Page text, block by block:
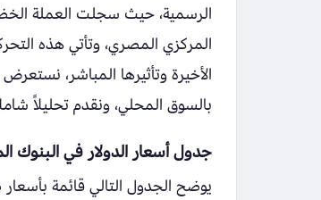
الرسمية، حيث سجلت العملة
المركزي المصري، وتأتي هذه
الأخيرة وتأثيرها المباشر،
بالسوق المحلي، ونقدم تحليلاً
جدول أسعار الدولار في
يوضح الجدول التالي قائمة